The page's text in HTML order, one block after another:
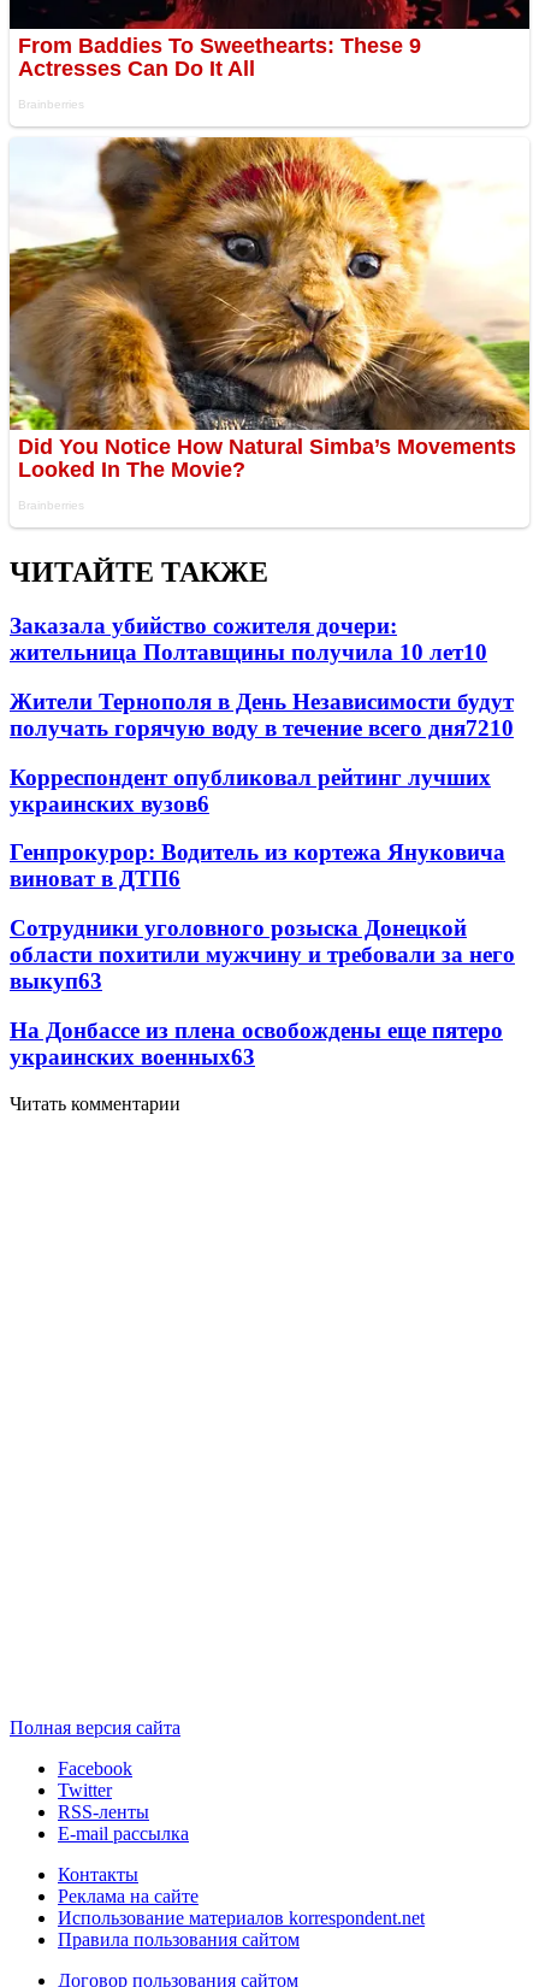
ЧИТАЙТЕ ТАКЖЕ
Заказала убийство сожителя дочери:
жительница Полтавщины получила 10 лет10
Жители Тернополя в День Независимости будут
получать горячую воду в течение всего дня7210
Корреспондент опубликовал рейтинг лучших
украинских вузов6
Генпрокурор: Водитель из кортежа Януковича
виноват в ДТП6
Сотрудники уголовного розыска Донецкой
области похитили мужчину и требовали за него
выкуп63
На Донбассе из плена освобождены еще пятеро
украинских военных63
Читать комментарии
Полная версия сайта
Facebook
Twitter
RSS-ленты
E-mail рассылка
Контакты
Реклама на сайте
Использование материалов korrespondent.net
Правила пользования сайтом
Договор пользования сайтом